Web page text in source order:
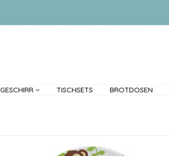
GESCHIRR TISCHSETS BROTDOSEN